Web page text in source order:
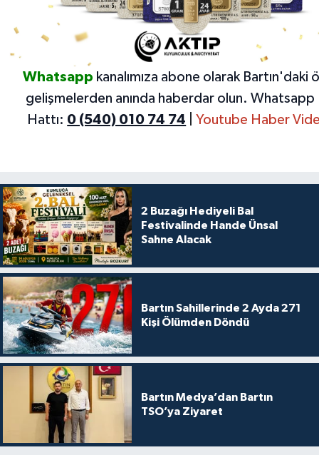
Whatsapp kanalımıza abone olarak Bartın'daki
gelişmelerden anında haberdar olun. Whatsapp
Hattı: 0 (540) 010 74 74 |Youtube Haber
2 Buzağı Hediyeli Bal
Festivalinde Hande Ünsal
Sahne Alacak
Bartın Sahillerinde 2 Ayda 271
Kişi Ölümden Döndü
Bartın Medya’dan Bartın
TSO’ya Ziyaret